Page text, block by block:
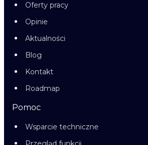
Oferty pracy
Opinie
Aktualności
Blog
Kontakt
Roadmap
Pomoc
Wsparcie techniczne